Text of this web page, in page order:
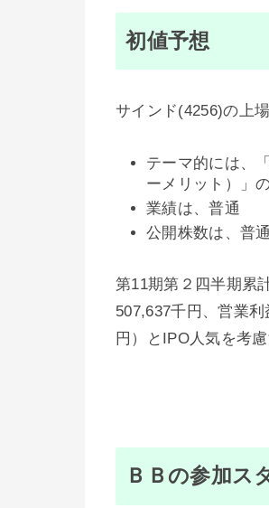
初値予想
サインド(4256)の上
テーマ的には、
ーメリット）」
業績は、普通
公開株数は、普通
第11期第２四半期累
507,637千円、営業
円）とIPO人気を考
ＢＢの参加ス